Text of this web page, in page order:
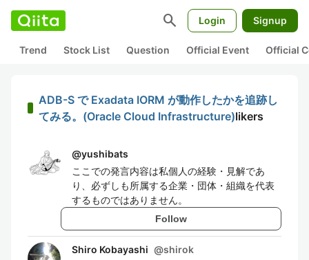
search Login Signup
Trend Stock List Question Official Event Official
ADB-S で Exadata IORM が動作したかを追跡し
てみる。(Oracle Cloud Infrastructure)likers
@yushibats
ここでの発言内容は私個人の経験・見解であ
り、必ずしも所属する企業・団体・組織を代表
するものではありません。
Follow
Shiro Kobayashi @shirok